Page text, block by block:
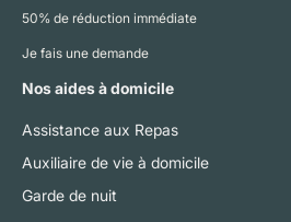
50% de réduction immédiate
Je fais une demande
Nos aides à domicile
Assistance aux Repas
Auxiliaire de vie à domicile
Garde de nuit